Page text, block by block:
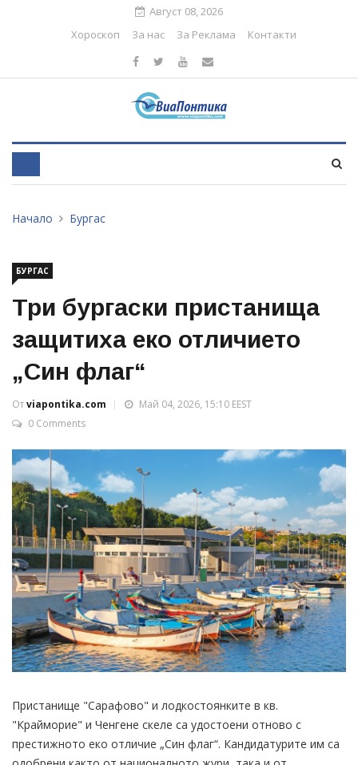
Август 08, 2026
Хороскоп
За нас За Реклама Контакти
Начало Бургас
БУРГАС
Три бургаски пристанища
защитиха еко отличието
„Син флаг“
Отviapontika.com
Май 04, 2026, 15:10 EEST
0 Comments
Пристанище "Сарафово" и лодкостоянките в кв.
"Крайморие" и Ченгене скеле са удостоени отново с
престижното еко отличие „Син флаг“. Кандидатурите им са